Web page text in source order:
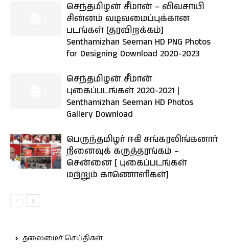
செந்தமிழன் சீமான் – விவசாயி
சின்னம் வடிவமைப்புக்கான
படங்கள் [தரவிறக்கம்]
Senthamizhan Seeman HD PNG Photos
for Designing Download 2020-2023
செந்தமிழன் சீமான்
புகைப்படங்கள் 2020-2021 |
Senthamizhan Seeman HD Photos
Gallery Download
பெருந்தமிழர் ஈகி சங்கரலிங்கனார்
நினைவுக் கருத்தரங்கம் –
சென்னை [ புகைப்படங்கள்
மற்றும் காணொளிகள்]
தலைமைச் செய்திகள்